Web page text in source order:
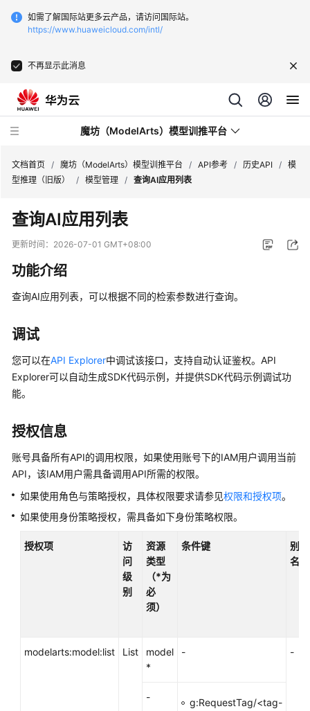
如需了解国际站更多云产品，请访问国际站。
https://www.huaweicloud.com/intl/
不再显示此消息
魔坊（ModelArts）模型训推平台
最
新
动
务
告
产
品
计
费
说
快
入
文档首页 / 魔坊（ModelArts）模型训推平台 / API参考 / 历史API / 模
型推理（旧版）
/ 模型管理 / 查询AI应用列表
查询AI应用列表
更新时间： 2026-07-01 GMT+08:00
功能介绍
查询AI应用列表，可以根据不同的检索参数进行查询。
调试
您可以在API Explorer中调试该接口，支持自动认证鉴权。API
Explorer可以自动生成SDK代码示例，并提供SDK代码示例调试功
能。
授权信息
账号具备所有API的调用权限，如果使用账号下的IAM用户调用当前
API，该IAM用户需具备调用API所需的权限。
如果使用角色与策略授权，具体权限要求请参见权限和授权项。
如果使用身份策略授权，需具备如下身份策略权限。
授权项
访
问
级
别
资源
类型
（*为
必
须）
条件键
别
名
modelarts:model:list List
model
*
- -
-
g:RequestTag/<tag-